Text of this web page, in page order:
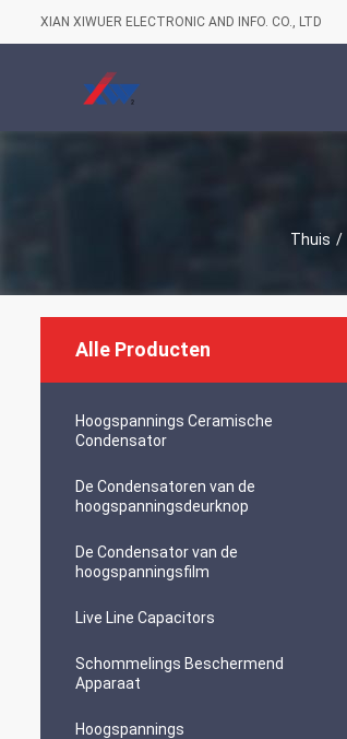
XIAN XIWUER ELECTRONIC AND INFO. CO., LTD
Thuis /
Alle Producten
Hoogspannings Ceramische
Condensator
De Condensatoren van de
hoogspanningsdeurknop
De Condensator van de
hoogspanningsfilm
Live Line Capacitors
Schommelings Beschermend
Apparaat
Hoogspannings